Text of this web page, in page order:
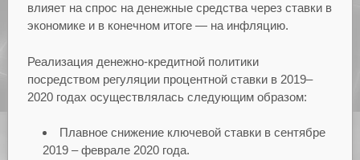
влияет на спрос на денежные средства через ставки в
экономике и в конечном итоге — на инфляцию.
Реализация денежно-кредитной политики
посредством регуляции процентной ставки в 2019–
2020 годах осуществлялась следующим образом:
Плавное снижение ключевой ставки в сентябре
2019 – феврале 2020 года.